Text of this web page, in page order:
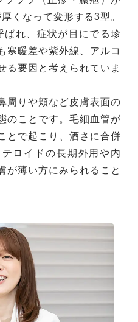
くなって変形する3型。
ばれ、症状が目にでる珍
寒暖差や紫外線、アルコ
る要因と考えられていま
周りや頬など皮膚表面の
のことです。毛細血管が
とで起こり、酒さに合併
ロイドの長期外用や内
が薄い方にみられること